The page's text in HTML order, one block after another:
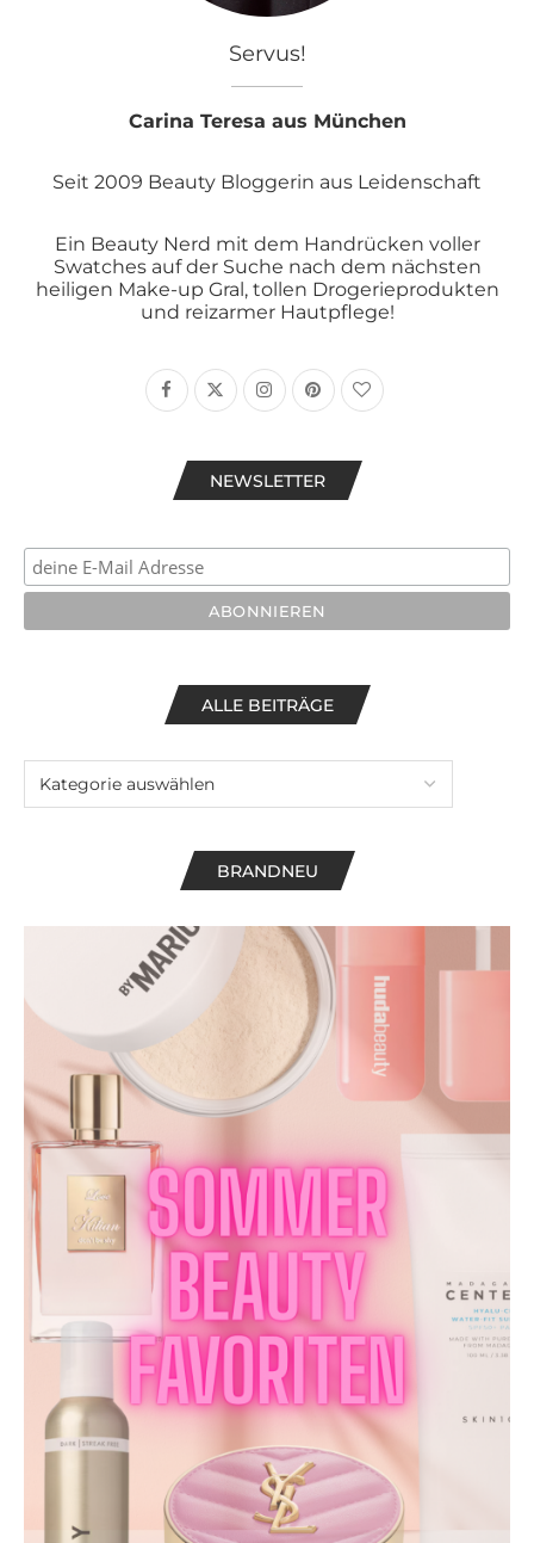
Servus!
Carina Teresa aus München
Seit 2009 Beauty Bloggerin aus Leidenschaft
Ein Beauty Nerd mit dem Handrücken voller
Swatches auf der Suche nach dem nächsten
heiligen Make-up Gral, tollen Drogerieprodukten
und reizarmer Hautpflege!
NEWSLETTER
ALLE BEITRÄGE
BRANDNEU